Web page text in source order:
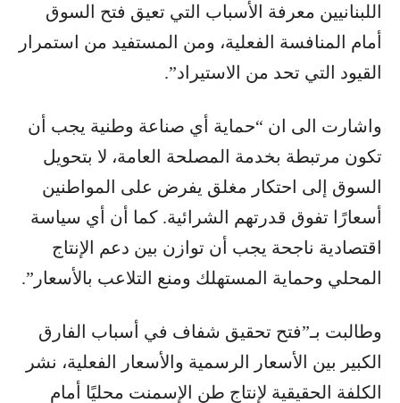
اللبنانيين معرفة الأسباب التي تعيق فتح السوق
أمام المنافسة الفعلية، ومن المستفيد من استمرار
القيود التي تحد من الاستيراد”.
واشارت الى ان “حماية أي صناعة وطنية يجب أن
تكون مرتبطة بخدمة المصلحة العامة، لا بتحويل
السوق إلى احتكار مغلق يفرض على المواطنين
أسعارًا تفوق قدرتهم الشرائية. كما أن أي سياسة
اقتصادية ناجحة يجب أن توازن بين دعم الإنتاج
المحلي وحماية المستهلك ومنع التلاعب بالأسعار”.
وطالبت بـ”فتح تحقيق شفاف في أسباب الفارق
الكبير بين الأسعار الرسمية والأسعار الفعلية، نشر
الكلفة الحقيقية لإنتاج طن الإسمنت محليًا أمام